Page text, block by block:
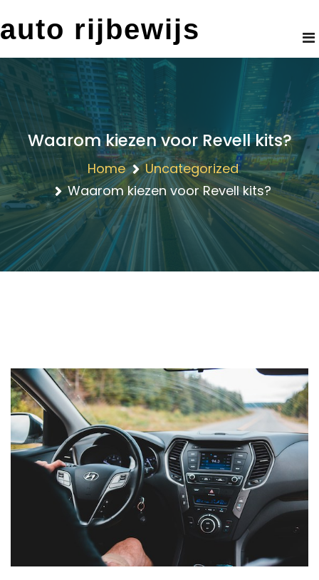
to
auto rijbewijs
Waarom kiezen voor Revell kits?
Home
Uncategorized
Waarom kiezen voor Revell kits?